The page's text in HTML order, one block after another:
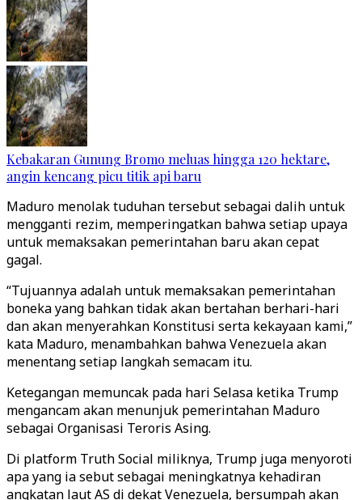
Kebakaran Gunung Bromo meluas hingga 120 hektare,
angin kencang picu titik api baru
Maduro menolak tuduhan tersebut sebagai dalih untuk
mengganti rezim, memperingatkan bahwa setiap upaya
untuk memaksakan pemerintahan baru akan cepat
gagal.
“Tujuannya adalah untuk memaksakan pemerintahan
boneka yang bahkan tidak akan bertahan berhari-hari
dan akan menyerahkan Konstitusi serta kekayaan kami,”
kata Maduro, menambahkan bahwa Venezuela akan
menentang setiap langkah semacam itu.
Ketegangan memuncak pada hari Selasa ketika Trump
mengancam akan menunjuk pemerintahan Maduro
sebagai Organisasi Teroris Asing.
Di platform Truth Social miliknya, Trump juga menyoroti
apa yang ia sebut sebagai meningkatnya kehadiran
angkatan laut AS di dekat Venezuela, bersumpah akan